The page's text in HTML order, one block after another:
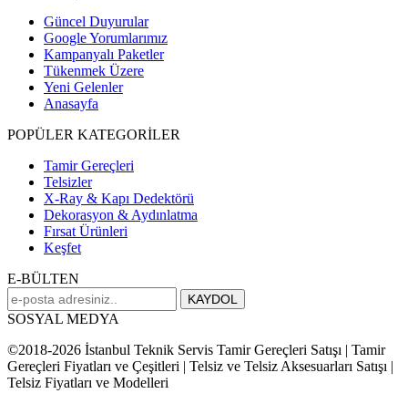
Güncel Duyurular
Google Yorumlarımız
Kampanyalı Paketler
Tükenmek Üzere
Yeni Gelenler
Anasayfa
POPÜLER KATEGORİLER
Tamir Gereçleri
Telsizler
X-Ray & Kapı Dedektörü
Dekorasyon & Aydınlatma
Fırsat Ürünleri
Keşfet
E-BÜLTEN
SOSYAL MEDYA
©2018-2026 İstanbul Teknik Servis Tamir Gereçleri Satışı | Tamir
Gereçleri Fiyatları ve Çeşitleri | Telsiz ve Telsiz Aksesuarları Satışı |
Telsiz Fiyatları ve Modelleri